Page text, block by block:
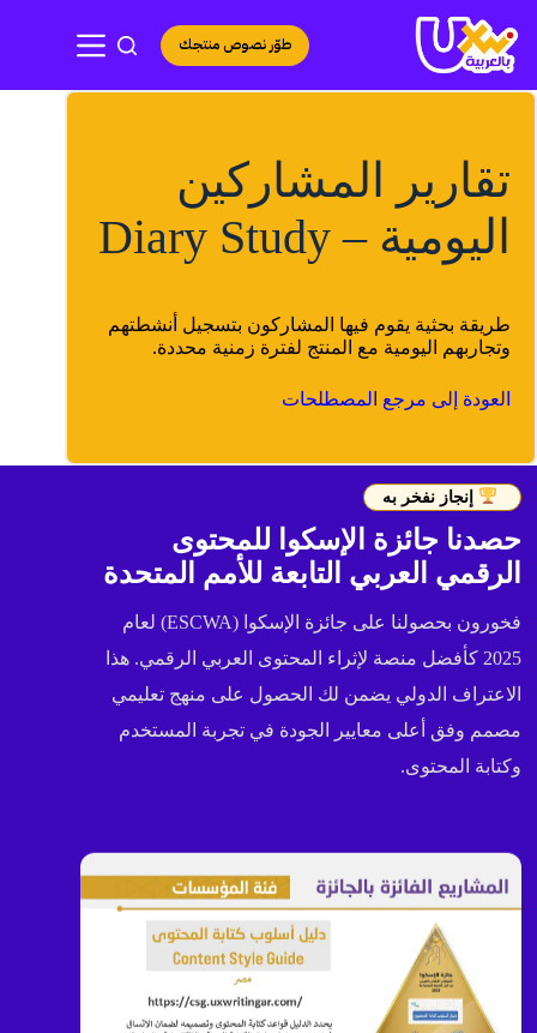
إلى
المحتوى
طوّر نصوص منتجك
تقارير المشاركين
اليومية – Diary Study
طريقة بحثية يقوم فيها المشاركون بتسجيل أنشطتهم
وتجاربهم اليومية مع المنتج لفترة زمنية محددة.
العودة إلى مرجع المصطلحات
إنجاز نفخر به
حصدنا جائزة الإسكوا للمحتوى
الرقمي العربي التابعة للأمم المتحدة
فخورون بحصولنا على جائزة الإسكوا (ESCWA) لعام
2025 كأفضل منصة لإثراء المحتوى العربي الرقمي. هذا
الاعتراف الدولي يضمن لك الحصول على منهج تعليمي
مصمم وفق أعلى معايير الجودة في تجربة المستخدم
وكتابة المحتوى.